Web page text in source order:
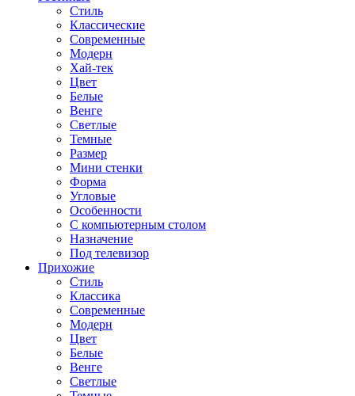
Стиль
Классические
Современные
Модерн
Хай-тек
Цвет
Белые
Венге
Светлые
Темные
Размер
Мини стенки
Форма
Угловые
Особенности
С компьютерным столом
Назначение
Под телевизор
Прихожие
Стиль
Классика
Современные
Модерн
Цвет
Белые
Венге
Светлые